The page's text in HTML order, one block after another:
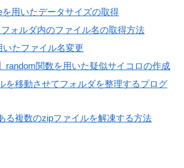
を用いたデータサイズの取得
ォルダ内のファイル名の取得方法
いたファイル名変更
random関数を用いた疑似サイコロの作成
を移動させてフォルダを整理するプログ
る複数のzipファイルを解凍する方法